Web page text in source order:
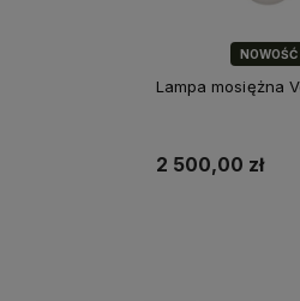
NOWOŚĆ
Lampa mosiężna
2 500,00 zł